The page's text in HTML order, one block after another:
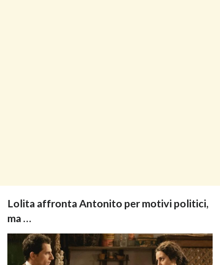
Lolita affronta Antonito per motivi politici,
ma …